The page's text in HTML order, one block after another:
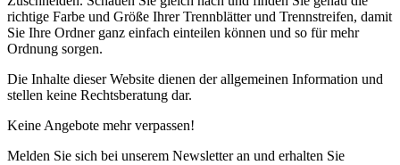
richtige Farbe und Größe Ihrer Trennblätter und Trennstreifen, damit
Sie Ihre Ordner ganz einfach einteilen können und so für mehr
Ordnung sorgen.
Die Inhalte dieser Website dienen der allgemeinen Information und
stellen keine Rechtsberatung dar.
Keine Angebote mehr verpassen!
Melden Sie sich bei unserem Newsletter an und erhalten Sie